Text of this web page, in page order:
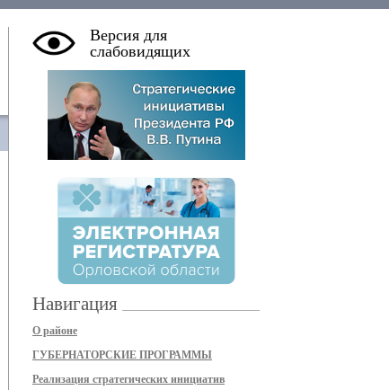
Версия для
слабовидящих
Навигация
О районе
ГУБЕРНАТОРСКИЕ ПРОГРАММЫ
Реализация стратегических инициатив